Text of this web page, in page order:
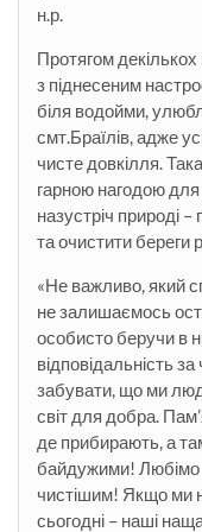
н.р.
Протягом декількох
з піднесеним
біля водойми,
смт.Браїлів, адже
чисте довкілля.
гарною нагодою
назустріч природі
та очистити береги
«Не важливо, який
не залишаємось
особисто беручи в
відповідальність
забувати, що ми
світ для добра.
де прибирають, а
байдужими! Любімо
чистішим! Якщо ми
сьогодні – наші